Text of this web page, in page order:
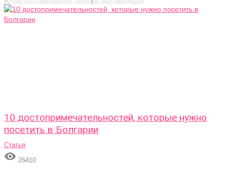
10 достопримечательностей, которые нужно
посетить в Болгарии
Статья
 26410